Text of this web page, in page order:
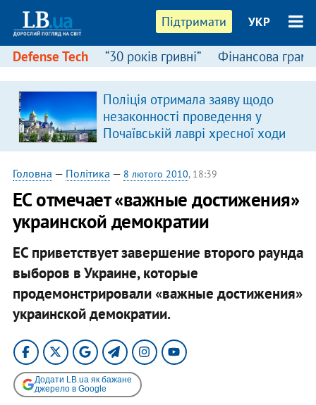
Підтримати УКР
Defense Tech “30 років гривні” Фінансова
Поліція отримала заяву щодо
незаконності проведення у
Почаївській лаврі хресної ходи
Головна — Політика — 8 лютого 2010, 18:39
ЕС отмечает «важные достижения»
украинской демократии
ЕС приветствует завершение второго раунда
выборов в Украине, которые
продемонстрировали «важные достижения»
украинской демократии.
Додати LB.ua як бажане
джерело в Google